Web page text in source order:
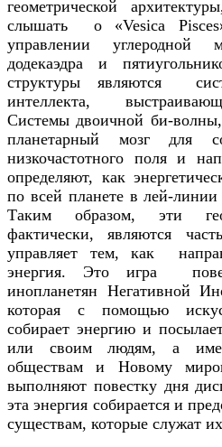
геометрической
слышать о «Vesica
управлении
додекаэдра и
структуры являются
интеллекта,
Системы двоичной би-
планетарный мозг для
низкочастотного поля и
определяют, как
по всей планете в лей-
Таким образом, эти
фактически, являются
управляет тем, как
энергия. Это игра
инопланетян Негативной
которая с помощью
собирает энергию и
или своим людям, а
обществам и Новому
выполняют повестку дня
эта энергия собирается и
существам, которые служат